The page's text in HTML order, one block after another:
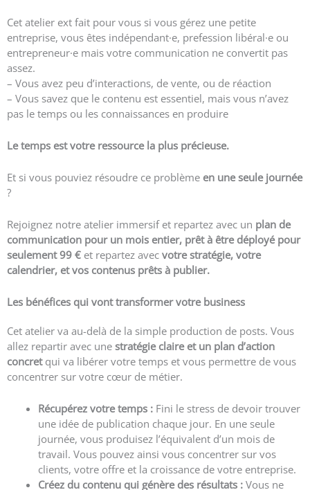
Cet atelier ext fait pour vous si vous gérez une petite
entreprise, vous êtes indépendant·e, prefession libéral·e ou
entrepreneur·e mais votre communication ne convertit pas
assez.
– Vous avez peu d’interactions, de vente, ou de réaction
– Vous savez que le contenu est essentiel, mais vous n’avez
pas le temps ou les connaissances en produire
Le temps est votre ressource la plus précieuse.
Et si vous pouviez résoudre ce problème en une seule journée
?
Rejoignez notre atelier immersif et repartez avec un plan de
communication pour un mois entier, prêt à être déployépour
seulement 99 € et repartez avec votre stratégie, votre
calendrier, et vos contenus prêts à publier.
Les bénéfices qui vont transformer votre business
Cet atelier va au-delà de la simple production de posts. Vous
allez repartir avec une stratégie claire et un plan d’action
concretqui va libérer votre temps et vous permettre de vous
concentrer sur votre cœur de métier.
Récupérez votre temps : Fini le stress de devoir trouver
une idée de publication chaque jour. En une seule
journée, vous produisez l’équivalent d’un mois de
travail. Vous pouvez ainsi vous concentrer sur vos
clients, votre offre et la croissance de votre entreprise.
Créez du contenu qui génère des résultats : Vous ne